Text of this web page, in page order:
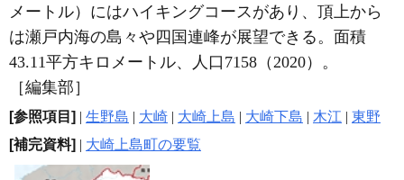
メートル）にはハイキングコースがあり、頂上から
は瀬戸内海の島々や四国連峰が展望できる。面積
43.11平方キロメートル、人口7158（2020）。
［編集部］
[参照項目] | 生野島 | 大崎 | 大崎上島 | 大崎下島 | 木江 | 東野
[補完資料] | 大崎上島町の要覧